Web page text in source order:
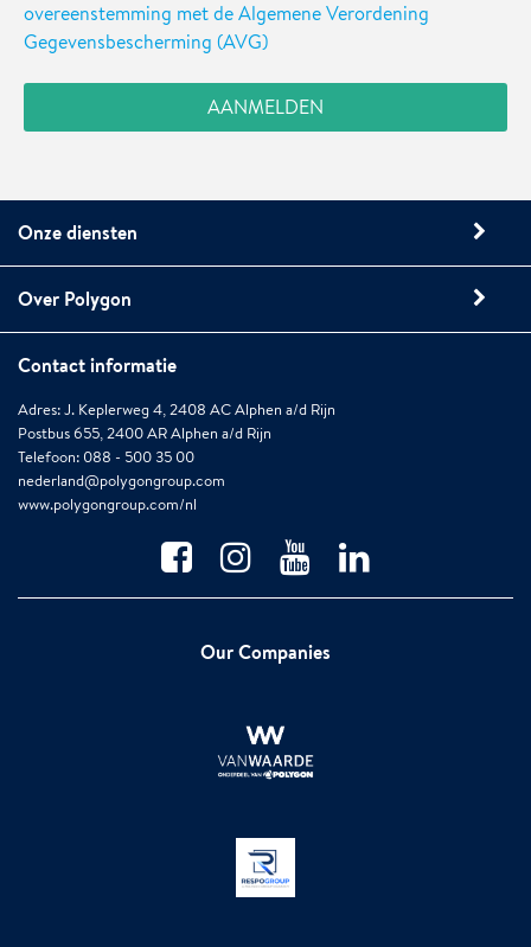
overeenstemming met de Algemene Verordening
Gegevensbescherming (AVG)
Onze diensten
Over Polygon
Contact informatie
Adres: J. Keplerweg 4, 2408 AC Alphen a/d Rijn
Postbus 655, 2400 AR Alphen a/d Rijn
Telefoon: 088 - 500 35 00
nederland@polygongroup.com
www.polygongroup.com/nl
Our Companies